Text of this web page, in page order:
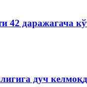
42 даражагача
дуч